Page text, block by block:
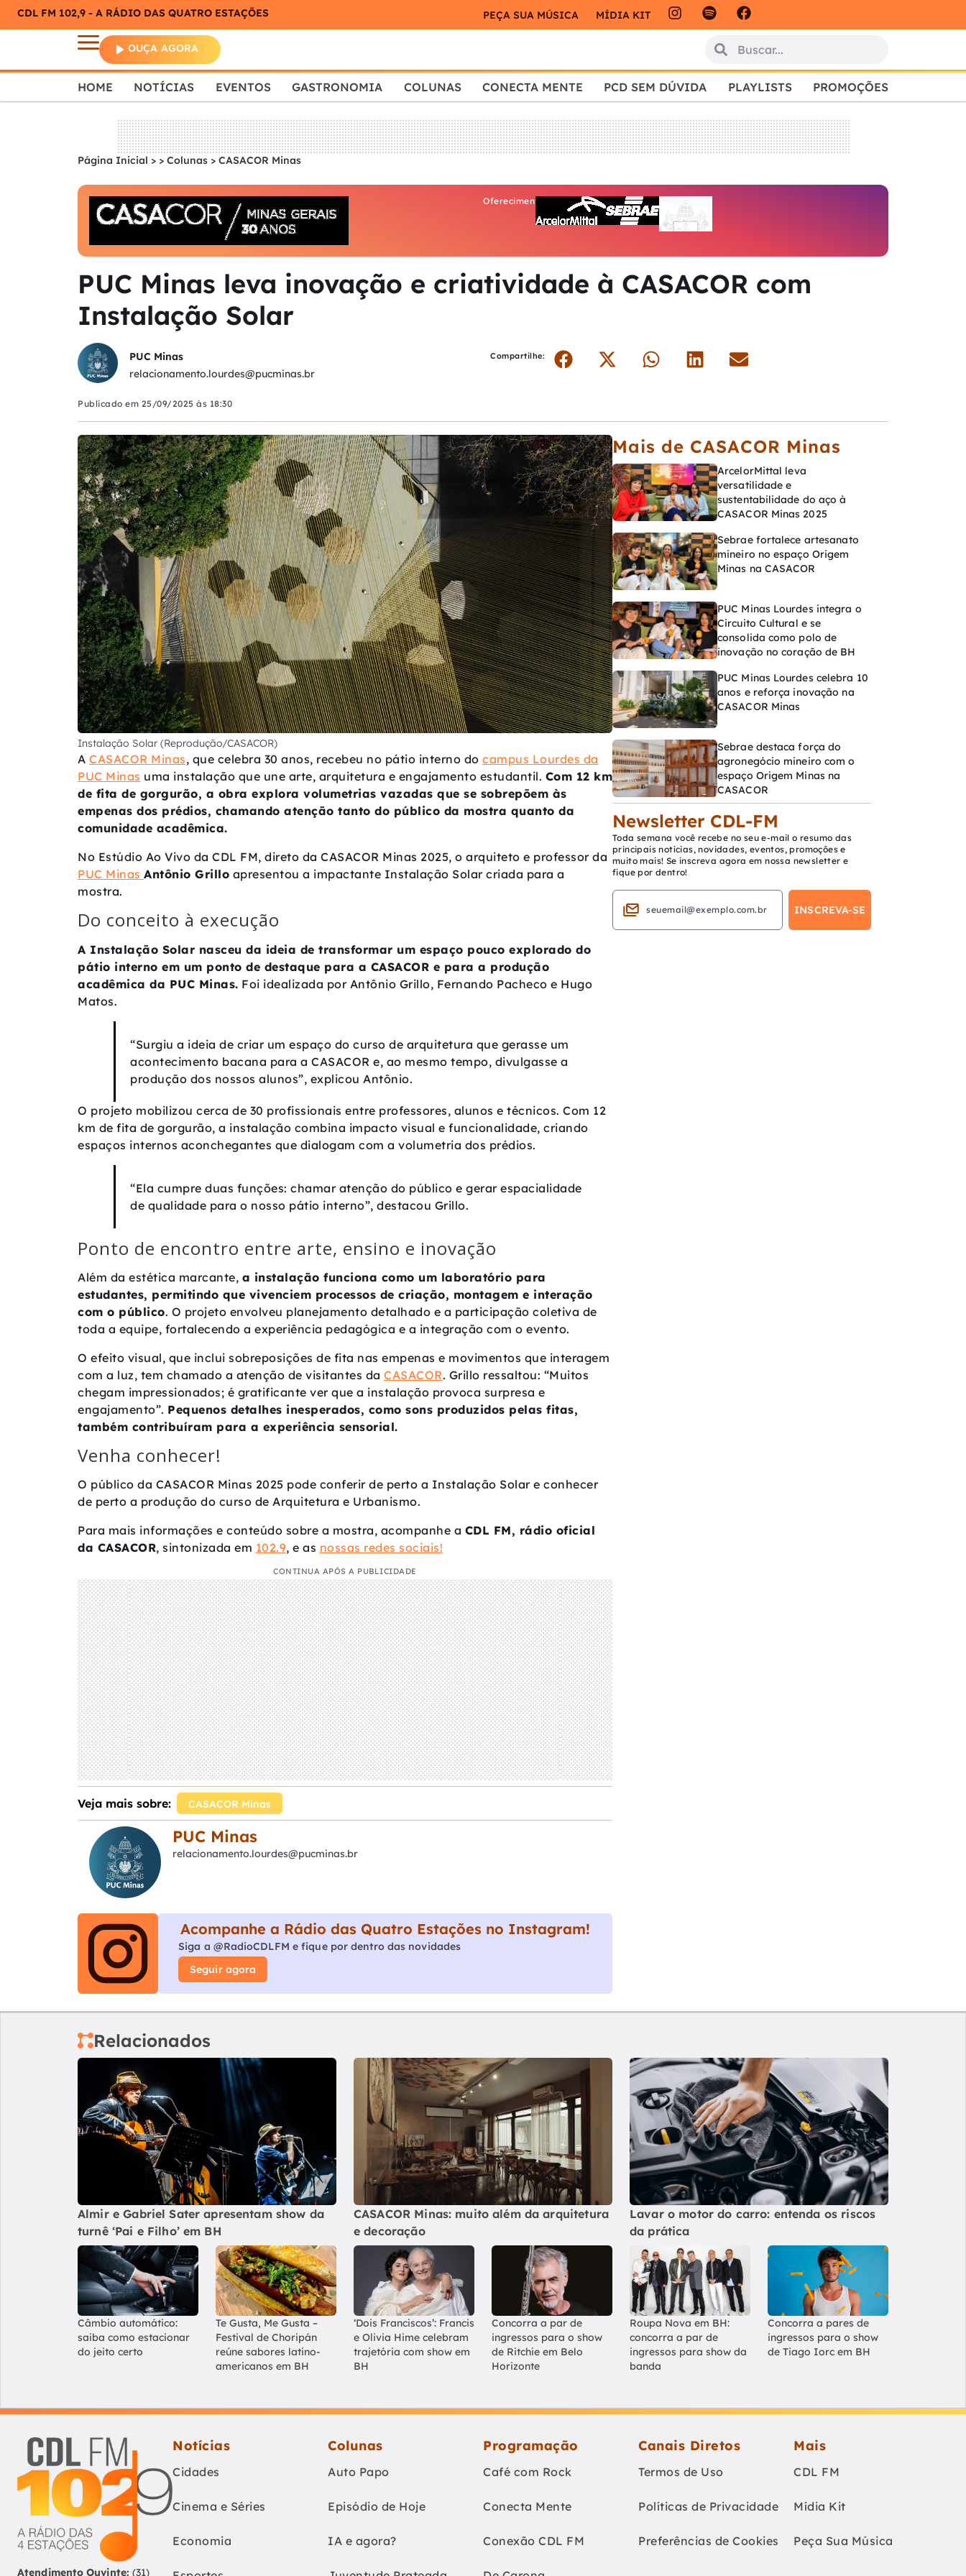
CDL FM 102,9 - A RÁDIO DAS QUATRO ESTAÇÕES PEÇA SUA MÚSICA MÍDIA KIT
OUÇA AGORA
HOME NOTÍCIAS EVENTOS GASTRONOMIA COLUNAS CONECTA MENTE PCD SEM DÚVIDA PLAYLISTS PROMOÇÕES
Página Inicial > Colunas > CASACOR Minas
Oferecimento:
PUC Minas leva inovação e criatividade à CASACOR com
Instalação Solar
PUC Minas
relacionamento.lourdes@pucminas.br
Compartilhe:
Publicado em 25/09/2025 às 18:30
Instalação Solar (Reprodução/CASACOR)
A CASACOR Minas, que celebra 30 anos, recebeu no pátio interno do campus Lourdes da
PUC Minas uma instalação que une arte, arquitetura e engajamento estudantil. Com 12 km
de fita de gorgurão, a obra explora volumetrias vazadas que se sobrepõem às
empenas dos prédios, chamando atenção tanto do público da mostra quanto da
comunidade acadêmica.
No Estúdio Ao Vivo da CDL FM, direto da CASACOR Minas 2025, o arquiteto e professor da
PUC Minas Antônio Grillo apresentou a impactante Instalação Solar criada para a
mostra.
Do conceito à execução
A Instalação Solar nasceu da ideia de transformar um espaço pouco explorado do
pátio interno em um ponto de destaque para a CASACOR e para a produção
acadêmica da PUC Minas. Foi idealizada por Antônio Grillo, Fernando Pacheco e Hugo
Matos.
“Surgiu a ideia de criar um espaço do curso de arquitetura que gerasse um
acontecimento bacana para a CASACOR e, ao mesmo tempo, divulgasse a
produção dos nossos alunos”, explicou Antônio.
O projeto mobilizou cerca de 30 profissionais entre professores, alunos e técnicos. Com 12
km de fita de gorgurão, a instalação combina impacto visual e funcionalidade, criando
espaços internos aconchegantes que dialogam com a volumetria dos prédios.
“Ela cumpre duas funções: chamar atenção do público e gerar espacialidade
de qualidade para o nosso pátio interno”, destacou Grillo.
Ponto de encontro entre arte, ensino e inovação
Além da estética marcante, a instalação funciona como um laboratório para
estudantes, permitindo que vivenciem processos de criação, montagem e interação
com o público. O projeto envolveu planejamento detalhado e a participação coletiva de
toda a equipe, fortalecendo a experiência pedagógica e a integração com o evento.
O efeito visual, que inclui sobreposições de fita nas empenas e movimentos que interagem
com a luz, tem chamado a atenção de visitantes da CASACOR. Grillo ressaltou: “Muitos
chegam impressionados; é gratificante ver que a instalação provoca surpresa e
engajamento”. Pequenos detalhes inesperados, como sons produzidos pelas fitas,
também contribuíram para a experiência sensorial.
Venha conhecer!
O público da CASACOR Minas 2025 pode conferir de perto a Instalação Solar e conhecer
de perto a produção do curso de Arquitetura e Urbanismo.
Para mais informações e conteúdo sobre a mostra, acompanhe a CDL FM, rádio oficial
da CASACOR, sintonizada em 102.9, e as nossas redes sociais!
CONTINUA APÓS A PUBLICIDADE
Veja mais sobre: CASACOR Minas
PUC Minas
relacionamento.lourdes@pucminas.br
Acompanhe a Rádio das Quatro Estações no Instagram!
Siga a @RadioCDLFM e fique por dentro das novidades
Seguir agora
Mais de CASACOR Minas
ArcelorMittal leva
versatilidade e
sustentabilidade do aço à
CASACOR Minas 2025
Sebrae fortalece artesanato
mineiro no espaço Origem
Minas na CASACOR
PUC Minas Lourdes integra o
Circuito Cultural e se
consolida como polo de
inovação no coração de BH
PUC Minas Lourdes celebra 10
anos e reforça inovação na
CASACOR Minas
Sebrae destaca força do
agronegócio mineiro com o
espaço Origem Minas na
CASACOR
Newsletter CDL-FM
Toda semana você recebe no seu e-mail o resumo das
principais notícias, novidades, eventos, promoções e
muito mais! Se inscreva agora em nossa newsletter e
fique por dentro!
Relacionados
Almir e Gabriel Sater apresentam show da
turnê ‘Pai e Filho’ em BH
CASACOR Minas: muito além da arquitetura
e decoração
Lavar o motor do carro: entenda os riscos
da prática
Câmbio automático:
saiba como estacionar
do jeito certo
Te Gusta, Me Gusta –
Festival de Choripán
reúne sabores latino-
americanos em BH
‘Dois Franciscos’: Francis
e Olivia Hime celebram
trajetória com show em
BH
Concorra a par de
ingressos para o show
de Ritchie em Belo
Horizonte
Roupa Nova em BH:
concorra a par de
ingressos para show da
banda
Concorra a pares de
ingressos para o show
de Tiago Iorc em BH
Atendimento Ouvinte: (31)
Notícias
Cidades
Cinema e Séries
Economia
Colunas
Auto Papo
Episódio de Hoje
IA e agora?
Programação
Café com Rock
Conecta Mente
Conexão CDL FM
Canais Diretos
Termos de Uso
Políticas de Privacidade
Preferências de Cookies
Mais
CDL FM
Mídia Kit
Peça Sua Música